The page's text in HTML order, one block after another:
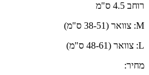
רוחב 4.5 ס"מ
M: צוואר (38-51 ס"מ)
L: צוואר (48-61 ס"מ)
מחיר: